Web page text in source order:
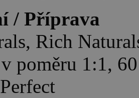
/ Příprava
Rich
poměru 1:1,